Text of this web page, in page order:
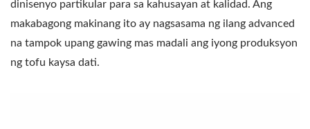
MAKINA NG VEGAN
MEAT, LINYA NG
PRODUKSYON NG
dinisenyo partikular para sa kahusayan at kalidad. Ang
makabagong makinang ito ay nagsasama ng ilang advanced
na tampok upang gawing mas madali ang iyong produksyon
ng tofu kaysa dati.